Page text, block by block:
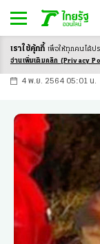
-ก ก ก+
4 พ.ย. 2564 05:01 น.
เราใช้คุ้กกี้ เพื่อให้ทุกคนได้ป
อ่านเพิ่มเติมคลิก (Privacy